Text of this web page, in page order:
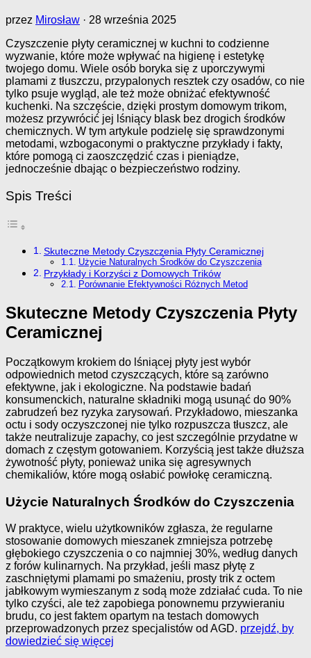
przez Mirosław · 28 września 2025
Czyszczenie płyty ceramicznej w kuchni to codzienne
wyzwanie, które może wpływać na higienę i estetykę
twojego domu. Wiele osób boryka się z uporczywymi
plamami z tłuszczu, przypalonych resztek czy osadów, co nie
tylko psuje wygląd, ale też może obniżać efektywność
kuchenki. Na szczęście, dzięki prostym domowym trikom,
możesz przywrócić jej lśniący blask bez drogich środków
chemicznych. W tym artykule podzielę się sprawdzonymi
metodami, wzbogaconymi o praktyczne przykłady i fakty,
które pomogą ci zaoszczędzić czas i pieniądze,
jednocześnie dbając o bezpieczeństwo rodziny.
Spis Treści
Skuteczne Metody Czyszczenia Płyty Ceramicznej
Użycie Naturalnych Środków do Czyszczenia
Przykłady i Korzyści z Domowych Trików
Porównanie Efektywności Różnych Metod
Skuteczne Metody Czyszczenia Płyty
Ceramicznej
Początkowym krokiem do lśniącej płyty jest wybór
odpowiednich metod czyszczących, które są zarówno
efektywne, jak i ekologiczne. Na podstawie badań
konsumenckich, naturalne składniki mogą usunąć do 90%
zabrudzeń bez ryzyka zarysowań. Przykładowo, mieszanka
octu i sody oczyszczonej nie tylko rozpuszcza tłuszcz, ale
także neutralizuje zapachy, co jest szczególnie przydatne w
domach z częstym gotowaniem. Korzyścią jest także dłuższa
żywotność płyty, ponieważ unika się agresywnych
chemikaliów, które mogą osłabić powłokę ceramiczną.
Użycie Naturalnych Środków do Czyszczenia
W praktyce, wielu użytkowników zgłasza, że regularne
stosowanie domowych mieszanek zmniejsza potrzebę
głębokiego czyszczenia o co najmniej 30%, według danych
z forów kulinarnych. Na przykład, jeśli masz płytę z
zaschniętymi plamami po smażeniu, prosty trik z octem
jabłkowym wymieszanym z sodą może zdziałać cuda. To nie
tylko czyści, ale też zapobiega ponownemu przywieraniu
brudu, co jest faktem opartym na testach domowych
przeprowadzonych przez specjalistów od AGD. przejdź, by
dowiedzieć się więcej